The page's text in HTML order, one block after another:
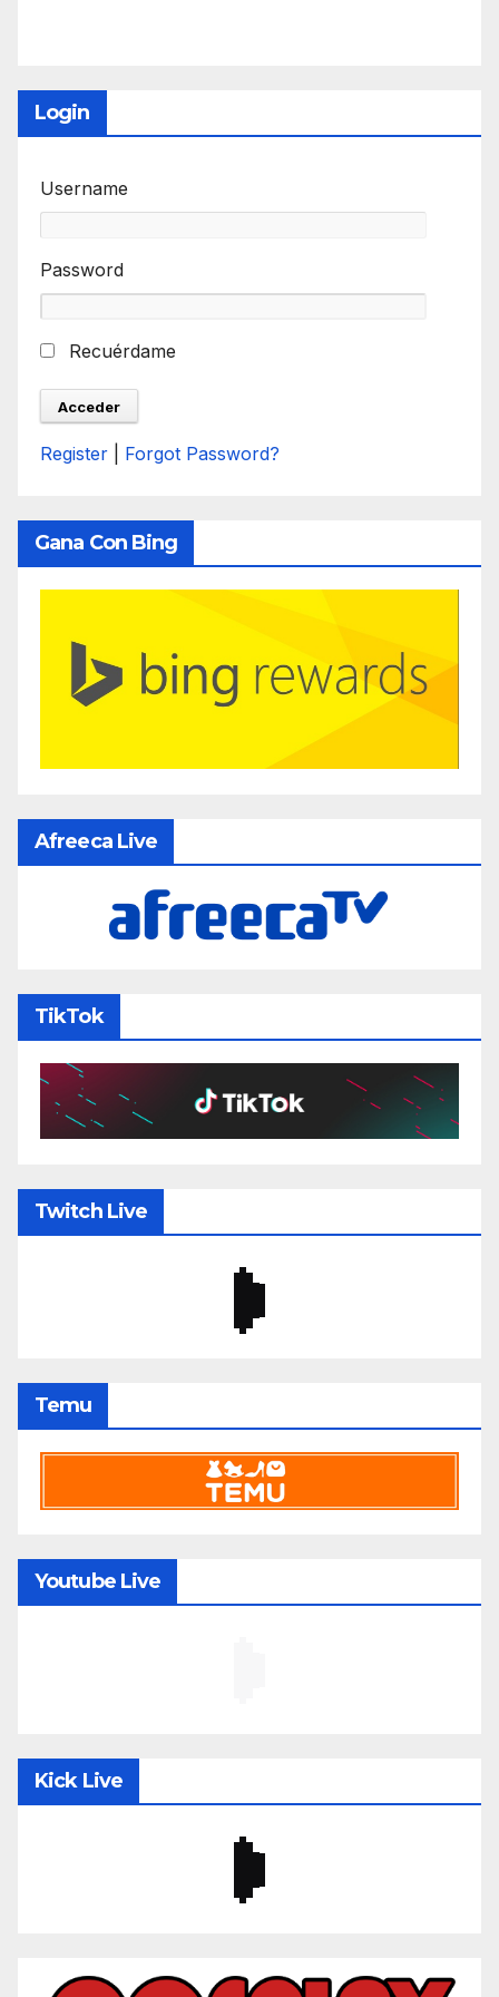
Login
Username
Password
Recuérdame
Register Forgot Password?
Gana Con Bing
Afreeca Live
TikTok
Twitch Live
Temu
Youtube Live
Kick Live